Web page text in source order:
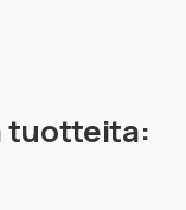
tuotteita: